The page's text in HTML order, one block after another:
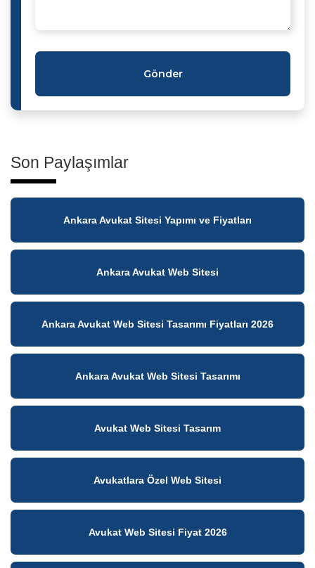
Gönder
Son Paylaşımlar
Ankara Avukat Sitesi Yapımı ve Fiyatları
Ankara Avukat Web Sitesi
Ankara Avukat Web Sitesi Tasarımı Fiyatları 2026
Ankara Avukat Web Sitesi Tasarımı
Avukat Web Sitesi Tasarım
Avukatlara Özel Web Sitesi
Avukat Web Sitesi Fiyat 2026